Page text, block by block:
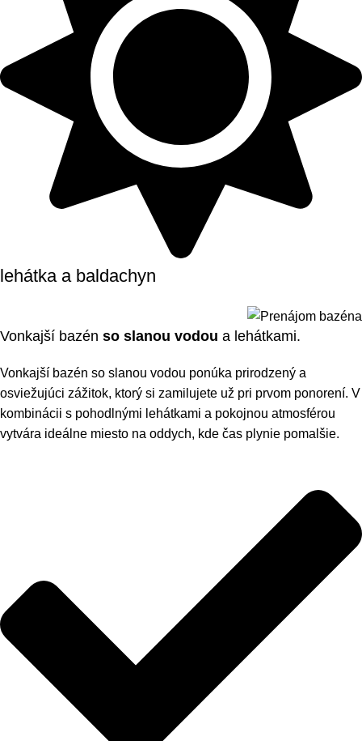
lehátka a baldachyn
Vonkajší bazén so slanou vodou a lehátkami.
Vonkajší bazén so slanou vodou ponúka prirodzený a
osviežujúci zážitok, ktorý si zamilujete už pri prvom ponorení. V
kombinácii s pohodlnými lehátkami a pokojnou atmosférou
vytvára ideálne miesto na oddych, kde čas plynie pomalšie.